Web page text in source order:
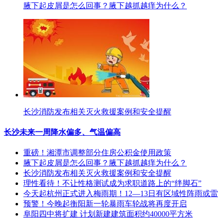
腋下起皮屑是怎么回事？腋下越抓越痒为什么？
长沙消防发布相关灭火救援案例和安全提醒
长沙未来一周降水偏多、气温偏高
重磅！湘潭市调整部分住房公积金使用政策
腋下起皮屑是怎么回事？腋下越抓越痒为什么？
长沙消防发布相关灭火救援案例和安全提醒
理性看待！不让性格测试成为求职道路上的“绊脚石”
今天起杭州正式进入梅雨期！12—13日有区域性阵雨或
预警！今晚起衡阳新一轮暴雨车轮战将再度开启
阜阳四中将扩建 计划新建建筑面积约40000平方米